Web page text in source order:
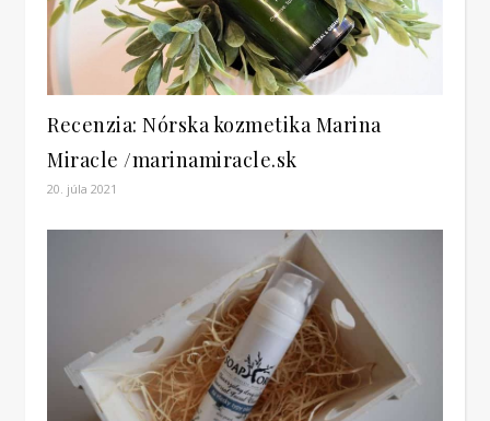
Recenzia: Nórska kozmetika Marina
Miracle /marinamiracle.sk
20. júla 2021